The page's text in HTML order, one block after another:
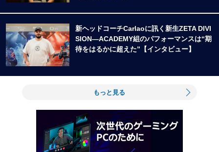
新ヘッドコーチCarlaoに訊く新生ZETA DIVI
SION―ACADEMY組のパフォーマンスは“期
待をはるかに超えた”【インタビュー】
もっと見る